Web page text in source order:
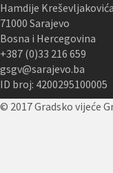
Hamdije
71000 Sarajevo
Bosna i Hercegovina
+387 (0)33 216 659
gsgv@sarajevo.ba
ID broj: 4200295100005
© 2017 Gradsko vijeće